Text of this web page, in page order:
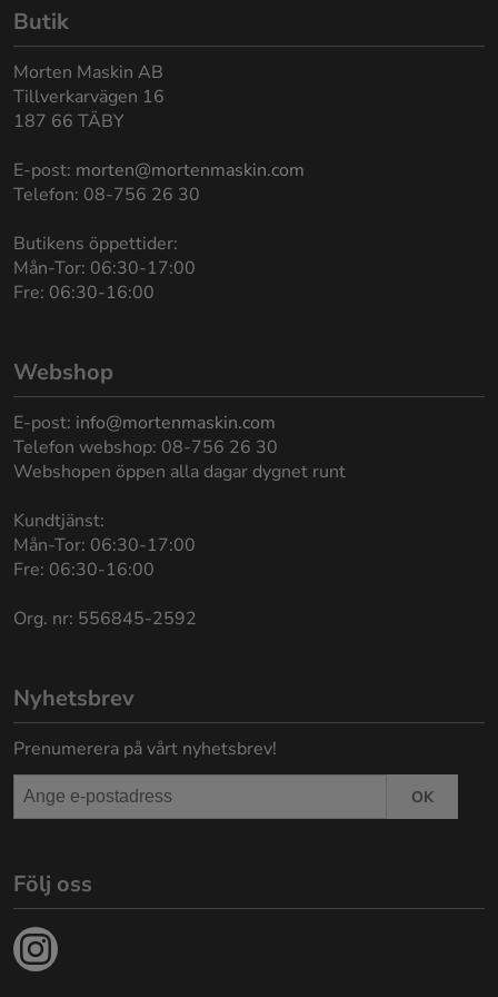
Butik
Morten Maskin AB
Tillverkarvägen 16
187 66 TÄBY
E-post: morten@mortenmaskin.com
Telefon: 08-756 26 30
Butikens öppettider:
Mån-Tor: 06:30-17:00
Fre: 06:30-16:00
Webshop
E-post: info@mortenmaskin.com
Telefon webshop: 08-756 26 30
Webshopen öppen alla dagar dygnet runt
Kundtjänst:
Mån-Tor: 06:30-17:00
Fre: 06:30-16:00
Org. nr: 556845-2592
Nyhetsbrev
Prenumerera på vårt nyhetsbrev!
OK
Följ oss